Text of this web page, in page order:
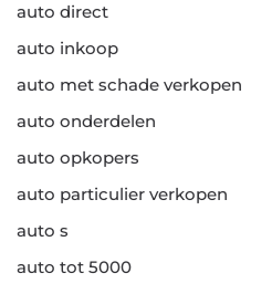
auto direct
auto inkoop
auto met schade verkopen
auto onderdelen
auto opkopers
auto particulier verkopen
auto s
auto tot 5000